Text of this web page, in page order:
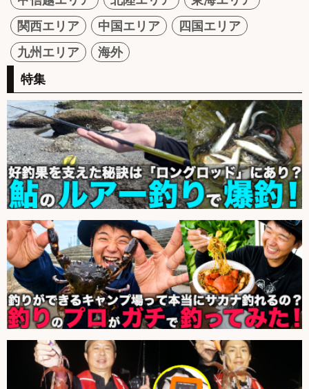
関西エリア
中国エリア
四国エリア
九州エリア
海外
特集